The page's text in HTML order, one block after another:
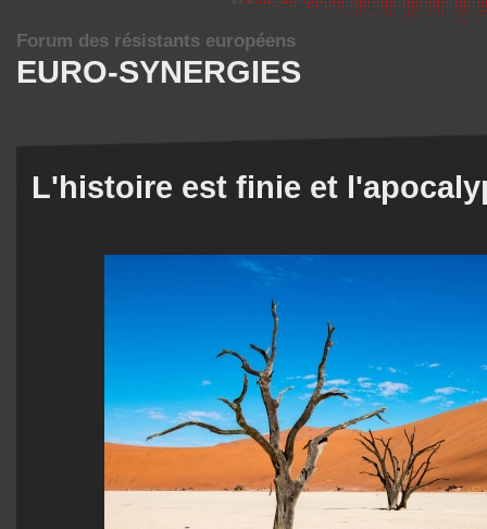
EURO-SYNERGIES
Forum des résistants européens
L'histoire est finie et